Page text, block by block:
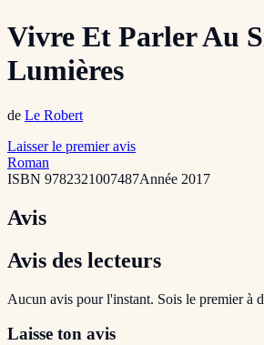
Vivre Et Parler Au
Lumières
de Le Robert
Laisser le premier avis
Roman
ISBN 9782321007487Année 2017
Avis
Avis des lecteurs
Aucun avis pour l'instant. Sois le premier à
Laisse ton avis